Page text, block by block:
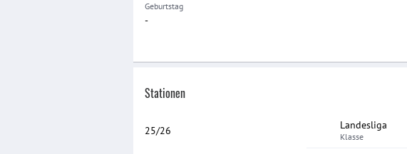
Geburtstag
-
Stationen
25/26 Landesliga
Klasse